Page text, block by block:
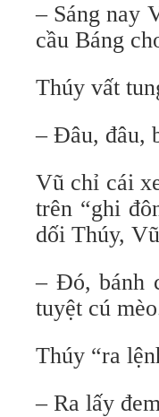
– Sáng nay
cầu Báng
Thúy vất
– Đâu, đâu,
Vũ chỉ cái
trên “ghi
dối Thúy,
– Đó, bánh
tuyệt cú
Thúy “ra
– Ra lấy